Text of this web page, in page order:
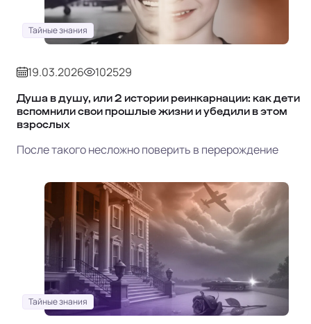
Тайные знания
19.03.2026 102529
Душа в душу, или 2 истории реинкарнации: как дети
вспомнили свои прошлые жизни и убедили в этом
взрослых
После такого несложно поверить в перерождение
Тайные знания